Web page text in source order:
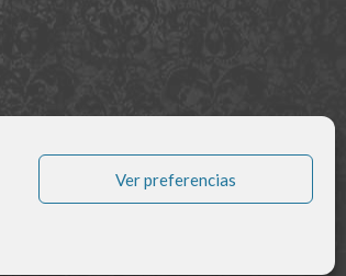
Ver preferencias